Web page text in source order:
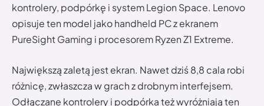
kontrolery, podpórkę i system Legion Space. Lenovo
opisuje ten model jako handheld PC z ekranem
PureSight Gaming i procesorem Ryzen Z1 Extreme.
Największą zaletą jest ekran. Nawet dziś 8,8 cala robi
różnicę, zwłaszcza w grach z drobnym interfejsem.
Odłączane kontrolery i podpórka też wyróżniają ten